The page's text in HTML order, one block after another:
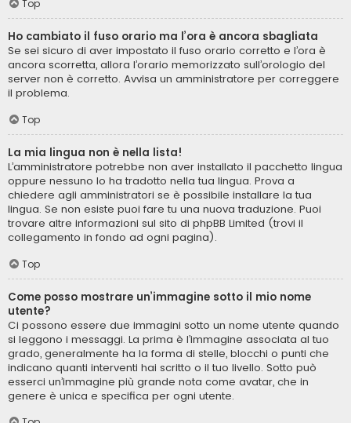
Top
Ho cambiato il fuso orario ma l’ora è ancora sbagliata
Se sei sicuro di aver impostato il fuso orario corretto e l’ora è
ancora scorretta, allora l’orario memorizzato sull’orologio del
server non è corretto. Avvisa un amministratore per correggere
il problema.
Top
La mia lingua non è nella lista!
L’amministratore potrebbe non aver installato il pacchetto lingua
oppure nessuno lo ha tradotto nella tua lingua. Prova a
chiedere agli amministratori se è possibile installare la tua
lingua. Se non esiste puoi fare tu una nuova traduzione. Puoi
trovare altre informazioni sul sito di phpBB Limited (trovi il
collegamento in fondo ad ogni pagina).
Top
Come posso mostrare un’immagine sotto il mio nome
utente?
Ci possono essere due immagini sotto un nome utente quando
si leggono i messaggi. La prima è l’immagine associata al tuo
grado, generalmente ha la forma di stelle, blocchi o punti che
indicano quanti interventi hai scritto o il tuo livello. Sotto può
esserci un’immagine più grande nota come avatar, che in
genere è unica e specifica per ogni utente.